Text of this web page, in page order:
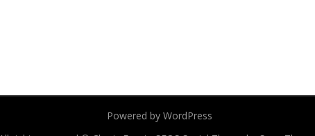
Powered by WordPress